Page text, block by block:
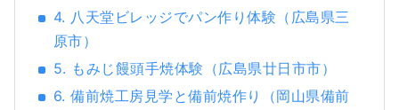
4. 八天堂ビレッジでパン作り体験（広島県三
原市）
5. もみじ饅頭手焼体験（広島県廿日市市）
6. 備前焼工房見学と備前焼作り（岡山県備前